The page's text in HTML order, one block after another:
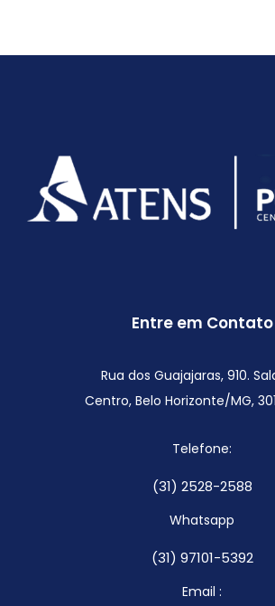
Entre em Contato
Rua dos Guajajaras, 910.
Centro, Belo Horizonte/MG,
Telefone:
(31) 2528-2588
Whatsapp
(31) 97101-5392
Email :